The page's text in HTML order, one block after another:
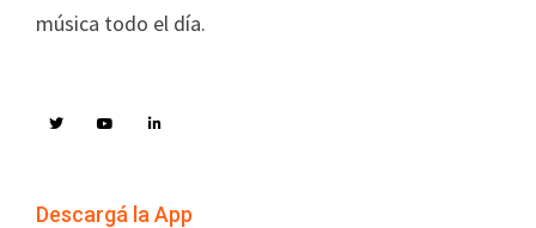
música todo el día.
Descargá la App